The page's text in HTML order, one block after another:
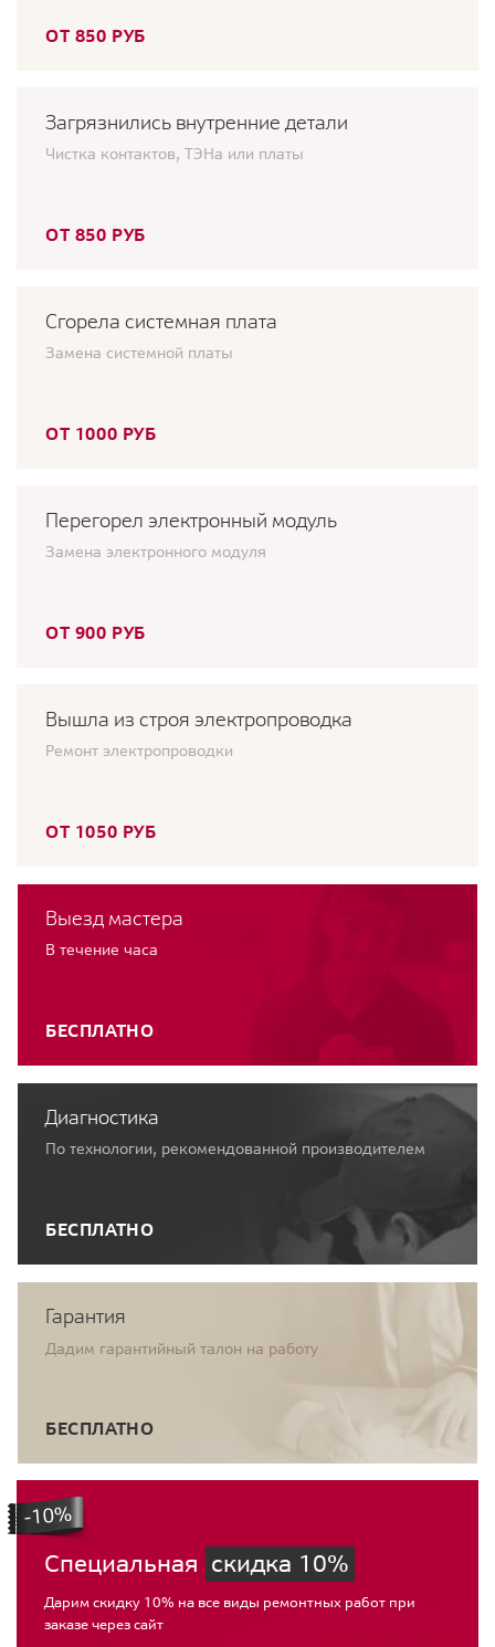
ОТ 850 РУБ
Загрязнились внутренние детали
Чистка контактов, ТЭНа или платы
ОТ 850 РУБ
Сгорела системная плата
Замена системной платы
ОТ 1000 РУБ
Перегорел электронный модуль
Замена электронного модуля
ОТ 900 РУБ
Вышла из строя электропроводка
Ремонт электропроводки
ОТ 1050 РУБ
Выезд мастера
В течение часа
БЕСПЛАТНО
Диагностика
По технологии, рекомендованной производителем
БЕСПЛАТНО
Гарантия
Дадим гарантийный талон на работу
БЕСПЛАТНО
Специальная скидка 10%
Дарим скидку 10% на все виды ремонтных работ при
заказе через сайт